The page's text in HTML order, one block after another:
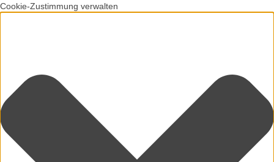
Cookie-Zustimmung verwalten